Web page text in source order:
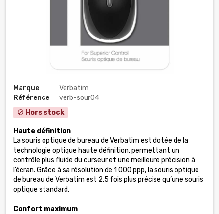
Marque
Verbatim
Référence
verb-sour04
block Hors stock
Haute définition
La souris optique de bureau de Verbatim est dotée de la
technologie optique haute définition, permettant un
contrôle plus fluide du curseur et une meilleure précision à
l’écran. Grâce à sa résolution de 1 000 ppp, la souris optique
de bureau de Verbatim est 2,5 fois plus précise qu’une souris
optique standard.
Confort maximum